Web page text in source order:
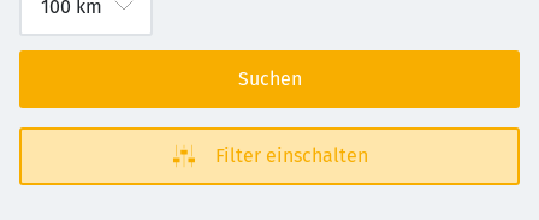
Suchen
Filter einschalten